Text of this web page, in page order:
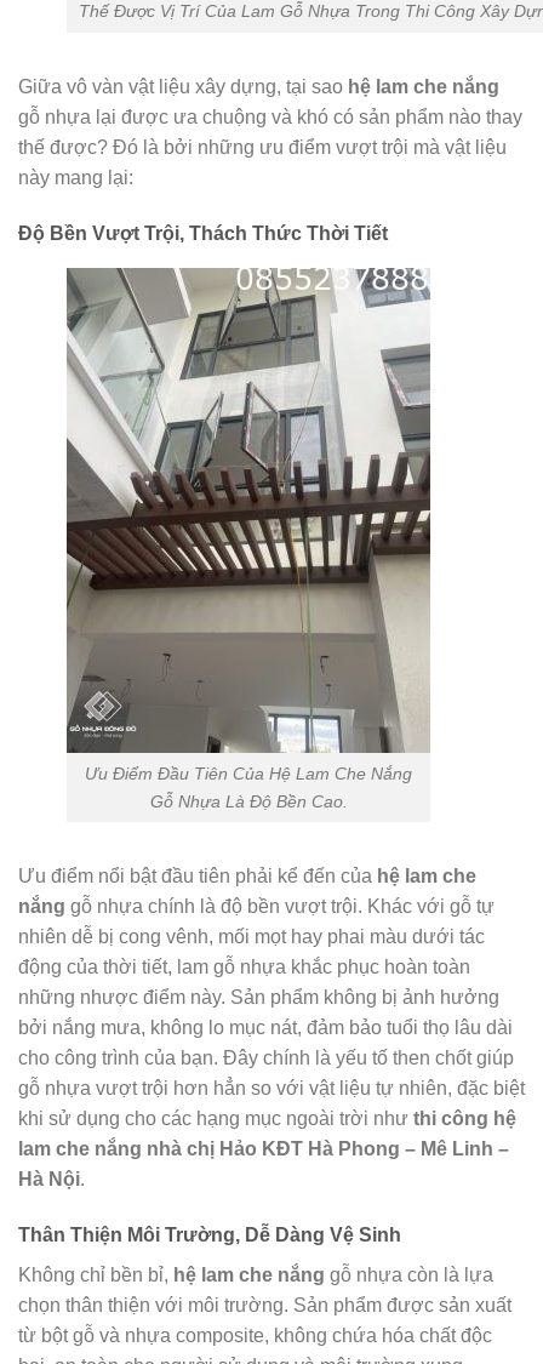
Thế Được Vị Trí Của Lam Gỗ Nhựa Trong Thi Công Xây
Giữa vô vàn vật liệu xây dựng, tại sao hệ lam che nắng
gỗ nhựa lại được ưa chuộng và khó có sản phẩm nào thay
thế được? Đó là bởi những ưu điểm vượt trội mà vật liệu
này mang lại:
Độ Bền Vượt Trội, Thách Thức Thời Tiết
Ưu Điểm Đầu Tiên Của Hệ Lam Che Nắng
Gỗ Nhựa Là Độ Bền Cao.
Ưu điểm nổi bật đầu tiên phải kể đến của hệ lam che
nắng gỗ nhựa chính là độ bền vượt trội. Khác với gỗ tự
nhiên dễ bị cong vênh, mối mọt hay phai màu dưới tác
động của thời tiết, lam gỗ nhựa khắc phục hoàn toàn
những nhược điểm này. Sản phẩm không bị ảnh hưởng
bởi nắng mưa, không lo mục nát, đảm bảo tuổi thọ lâu dài
cho công trình của bạn. Đây chính là yếu tố then chốt giúp
gỗ nhựa vượt trội hơn hẳn so với vật liệu tự nhiên, đặc biệt
khi sử dụng cho các hạng mục ngoài trời như thi công hệ
lam che nắng nhà chị Hảo KĐT Hà Phong – Mê Linh –
Hà Nội.
Thân Thiện Môi Trường, Dễ Dàng Vệ Sinh
Không chỉ bền bỉ, hệ lam che nắng gỗ nhựa còn là lựa
chọn thân thiện với môi trường. Sản phẩm được sản xuất
từ bột gỗ và nhựa composite, không chứa hóa chất độc